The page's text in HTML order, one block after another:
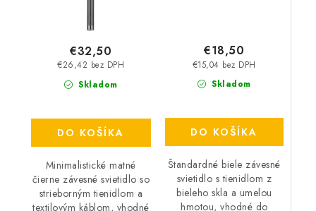
Skladom
€26,42 bez DPH
€32,50
DO KOŠÍKA
Minimalistické matné
čierne závesné svietidlo so
strieborným tienidlom a
textilovým káblom, vhodné
Skladom
€15,04 bez DPH
€18,50
DO KOŠÍKA
Štandardné biele závesné
svietidlo s tienidlom z
bieleho skla a umelou
hmotou, vhodné do